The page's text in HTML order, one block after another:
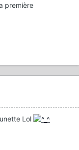
première
Lol